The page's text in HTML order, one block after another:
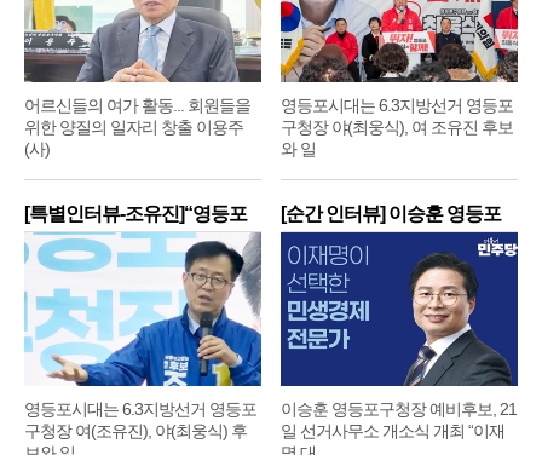
어르신들의 여가 활동... 회원들을
위한 양질의 일자리 창출 이용주
(사)
영등포시대는 6.3지방선거 영등포
구청장 야(최웅식), 여 조유진 후보
와 일
[특별인터뷰-조유진]“영등포
구
영등포시대는 6.3지방선거 영등포
구청장 여(조유진), 야(최웅식) 후
[순간 인터뷰] 이승훈 영등포
구
이승훈 영등포구청장 예비후보, 21
일 선거사무소 개소식 개최 “이재